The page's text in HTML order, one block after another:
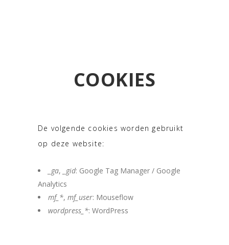
COOKIES
De volgende cookies worden gebruikt
op deze website:
_ga, _gid: Google Tag Manager / Google
Analytics
mf_*, mf_user: Mouseflow
wordpress_*: WordPress